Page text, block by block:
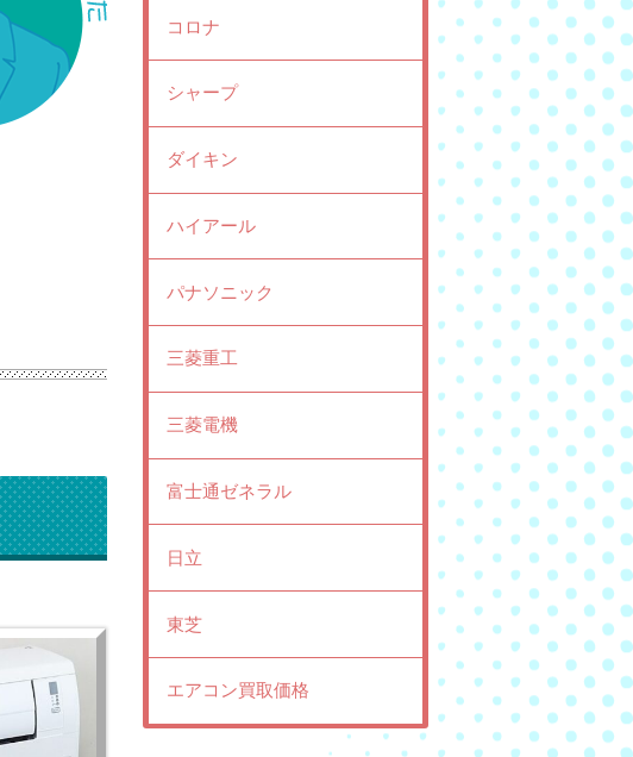
コロナ
シャープ
ダイキン
ハイアール
パナソニック
三菱重工
三菱電機
富士通ゼネラル
日立
東芝
エアコン買取価格